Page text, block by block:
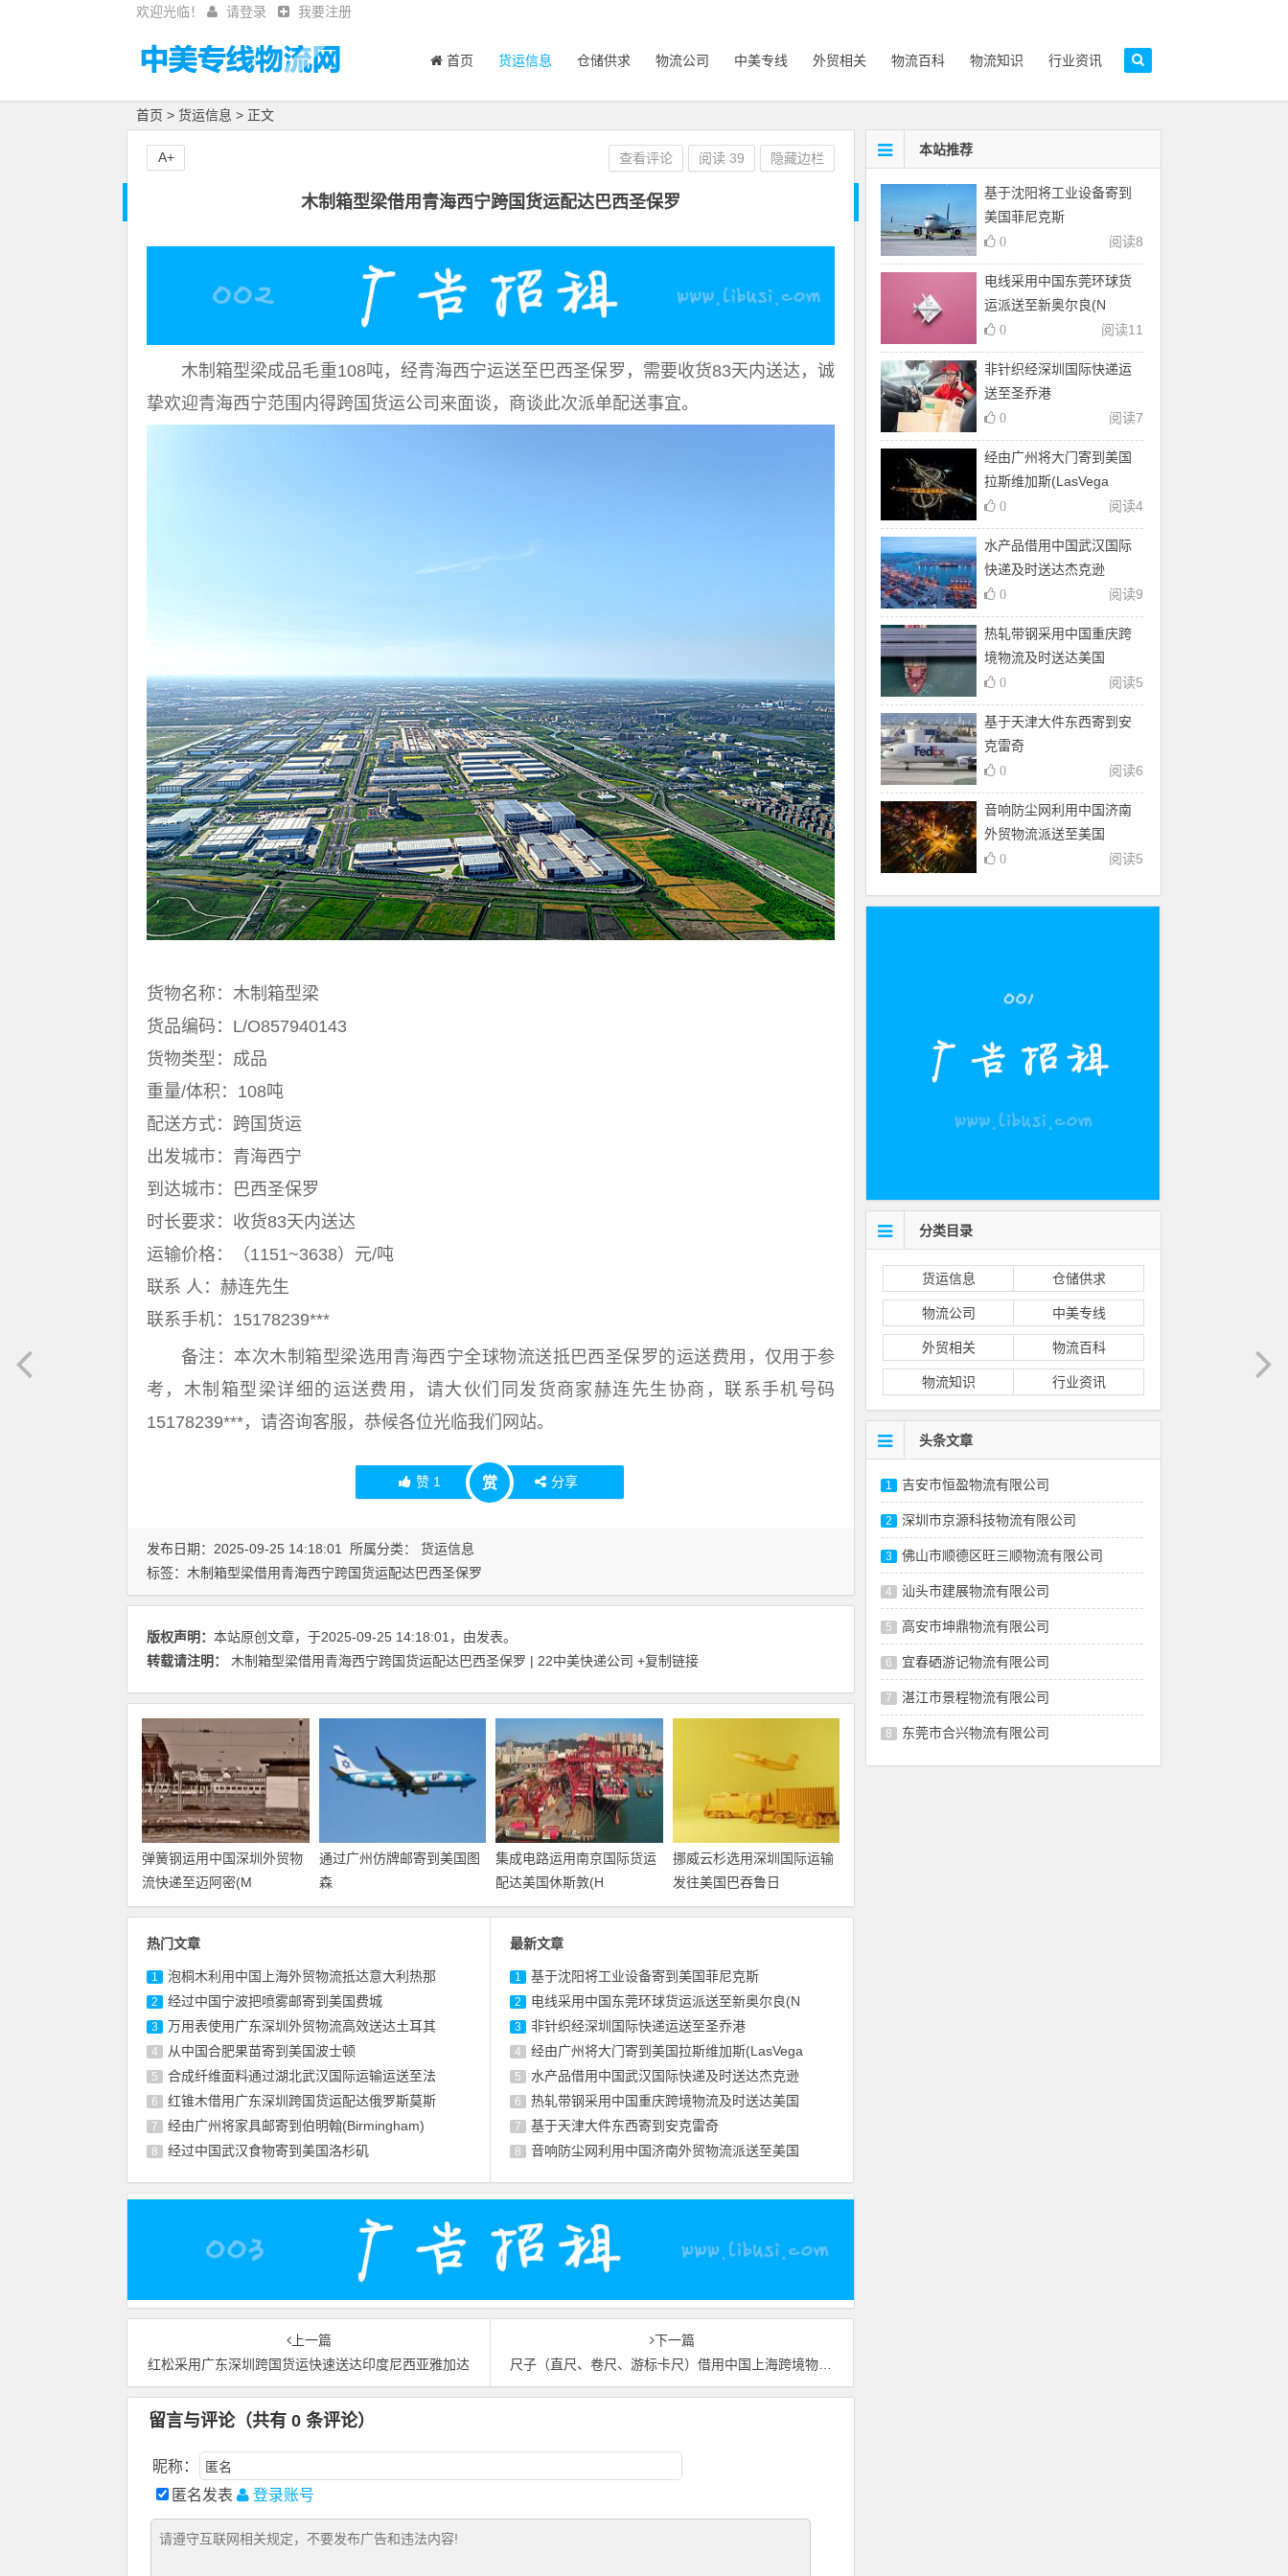
欢迎光临！ 请登录 我要注册
首页 货运信息 仓储供求 物流公司 中美专线 外贸相关 物流百科 物流知识 行业资讯
首页 > 货运信息 > 正文
木制箱型梁借用青海西宁跨国货运配达巴西圣保罗
木制箱型梁成品毛重108吨，经青海西宁运送至巴西圣保罗，需要收货83天内送达，诚
挚欢迎青海西宁范围内得跨国货运公司来面谈，商谈此次派单配送事宜。
货物名称：木制箱型梁
货品编码：L/O857940143
货物类型：成品
重量/体积：108吨
配送方式：跨国货运
出发城市：青海西宁
到达城市：巴西圣保罗
时长要求：收货83天内送达
运输价格：（1151~3638）元/吨
联系 人：赫连先生
联系手机：15178239***
备注：本次木制箱型梁选用青海西宁全球物流送抵巴西圣保罗的运送费用，仅用于参
考，木制箱型梁详细的运送费用，请大伙们同发货商家赫连先生协商，联系手机号码
15178239***，请咨询客服，恭候各位光临我们网站。
赞 1 赏 分享
查看评论 阅读39 隐藏边栏
A+
发布日期：2025-09-25 14:18:01 所属分类： 货运信息
标签： 木制箱型梁借用青海西宁跨国货运配达巴西圣保罗
版权声明： 本站原创文章，于2025-09-25 14:18:01，由发表。
转载请注明：
木制箱型梁借用青海西宁跨国货运配达巴西圣保罗 | 22中美快递公司 +复制链接
弹簧钢运用中国深圳外贸物
流快递至迈阿密(M
通过广州仿牌邮寄到美国图
森
集成电路运用南京国际货运
配达美国休斯敦(H
挪威云杉选用深圳国际运输
发往美国巴吞鲁日
热门文章
1 泡桐木利用中国上海外贸物流抵达意大利热那
2 经过中国宁波把喷雾邮寄到美国费城
3 万用表使用广东深圳外贸物流高效送达土耳其
4 从中国合肥果苗寄到美国波士顿
5 合成纤维面料通过湖北武汉国际运输运送至法
6 红锥木借用广东深圳跨国货运配达俄罗斯莫斯
7 经由广州将家具邮寄到伯明翰(Birmingham)
8 经过中国武汉食物寄到美国洛杉矶
最新文章
1 基于沈阳将工业设备寄到美国菲尼克斯
2 电线采用中国东莞环球货运派送至新奥尔良(N
3 非针织经深圳国际快递运送至圣乔港
4 经由广州将大门寄到美国拉斯维加斯(LasVega
5 水产品借用中国武汉国际快递及时送达杰克逊
6 热轧带钢采用中国重庆跨境物流及时送达美国
7 基于天津大件东西寄到安克雷奇
8 音响防尘网利用中国济南外贸物流派送至美国
上一篇
红松采用广东深圳跨国货运快速送达印度尼西亚雅加达
下一篇
尺子（直尺、卷尺、游标卡尺）借用中国上海跨境物流抵达英国费利克斯托
留言与评论（共有 0 条评论）
昵称：
匿名发表
登录账号
本站推荐
基于沈阳将工业设备寄到
美国菲尼克斯
阅读8
0
电线采用中国东莞环球货
运派送至新奥尔良(N
阅读11
0
非针织经深圳国际快递运
送至圣乔港
阅读7
0
经由广州将大门寄到美国
拉斯维加斯(LasVega
阅读4
0
水产品借用中国武汉国际
快递及时送达杰克逊
阅读9
0
热轧带钢采用中国重庆跨
境物流及时送达美国
阅读5
0
基于天津大件东西寄到安
克雷奇
阅读6
0
音响防尘网利用中国济南
外贸物流派送至美国
阅读5
0
分类目录
货运信息 仓储供求
物流公司 中美专线
外贸相关 物流百科
物流知识 行业资讯
头条文章
1 吉安市恒盈物流有限公司
2 深圳市京源科技物流有限公司
3 佛山市顺德区旺三顺物流有限公司
4 汕头市建展物流有限公司
5 高安市坤鼎物流有限公司
6 宜春硒游记物流有限公司
7 湛江市景程物流有限公司
8 东莞市合兴物流有限公司